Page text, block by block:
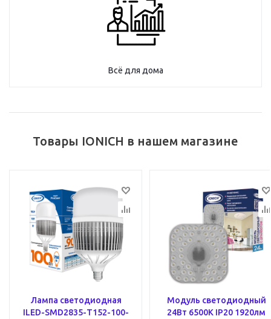
Всё для дома
Товары IONICH в нашем магазине
Лампа светодиодная
ILED-SMD2835-Т152-100-
Модуль светодиодный
24Вт 6500К IP20 1920лм